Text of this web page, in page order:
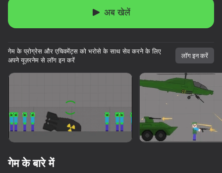
डिवाइस घुमाएँ
अब खेलें
गेम के प्रोग्रेस और एचिवमेंट्स को भरोसे के साथ सेव करने के लिए
अपने यूज़रनेम से लॉग इन करें
लॉग इन करें
गेम के बारे में